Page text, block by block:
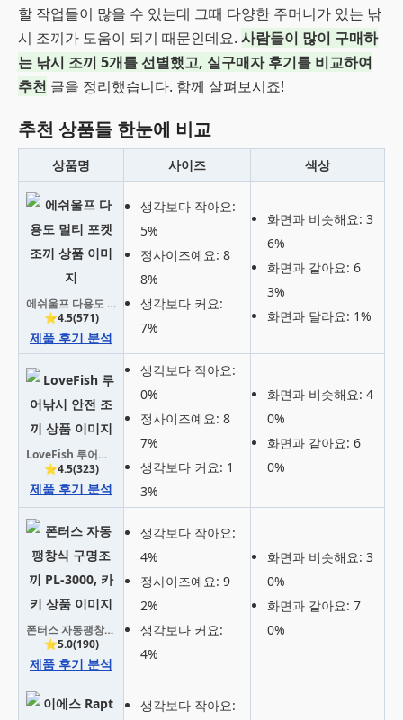
할 작업들이 많을 수 있는데 그때 다양한 주머니가 있는 낚
시 조끼가 도움이 되기 때문인데요. 사람들이 많이 구매하
는 낚시 조끼 5개를 선별했고, 실구매자 후기를 비교하여
추천 글을 정리했습니다. 함께 살펴보시죠!
추천 상품들 한눈에 비교
상품명 사이즈 색상
에쉬울프 다용도 멀티 포켓 조끼
⭐4.5(571)
제품 후기 분석
생각보다 작아요:
5%
정사이즈예요: 8
8%
생각보다 커요:
7%
화면과 비슷해요: 3
6%
화면과 같아요: 6
3%
화면과 달라요: 1%
LoveFish 루어낚시 안전 조끼
⭐4.5(323)
제품 후기 분석
생각보다 작아요:
0%
정사이즈예요: 8
7%
생각보다 커요: 1
3%
화면과 비슷해요: 4
0%
화면과 같아요: 6
0%
폰터스 자동팽창식 구명조끼 PL-3000, 카키
⭐5.0(190)
제품 후기 분석
생각보다 작아요:
4%
정사이즈예요: 9
2%
생각보다 커요:
4%
화면과 비슷해요: 3
0%
화면과 같아요: 7
0%
생각보다 작아요: